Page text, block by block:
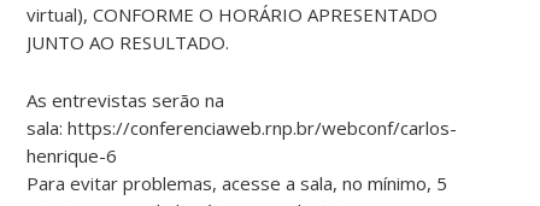
virtual), CONFORME O HORÁRIO APRESENTADO
JUNTO AO RESULTADO.
As entrevistas serão na
sala: https://conferenciaweb.rnp.br/webconf/carlos-
henrique-6
Para evitar problemas, acesse a sala, no mínimo, 5